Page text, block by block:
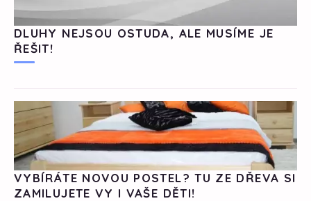
DLUHY NEJSOU OSTUDA, ALE MUSÍME JE
ŘEŠIT!
VYBÍRÁTE NOVOU POSTEL? TU ZE DŘEVA SI
ZAMILUJETE VY I VAŠE DĚTI!